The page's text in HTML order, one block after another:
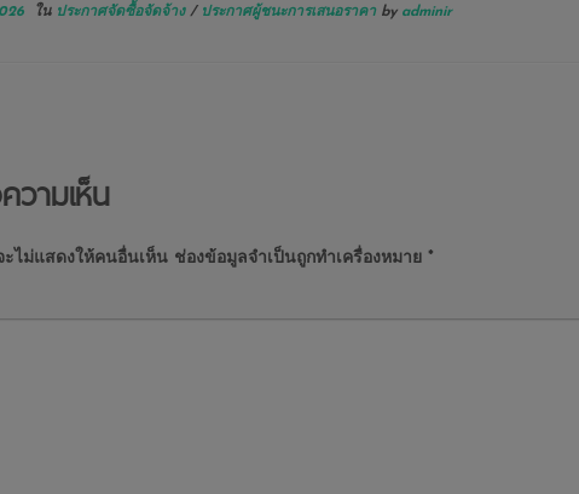
ใน ประกาศจัดซื้อจัดจ้าง / ประกาศผู้ชนะการเสนอราคา by adminir
วามเห็น
ไม่แสดงให้คนอื่นเห็น ช่องข้อมูลจำเป็นถูกทำเครื่องหมาย *